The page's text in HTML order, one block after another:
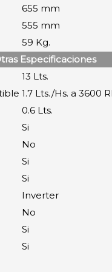
655 mm
555 mm
59 Kg.
Especificaciones
13 Lts.
1.7 Lts./Hs. a 3600
0.6 Lts.
Si
No
Si
Si
Inverter
No
Si
Si